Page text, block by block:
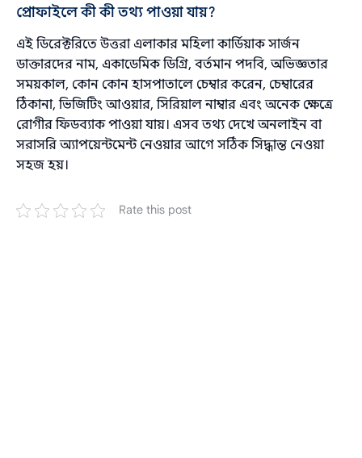
প্রোফাইলে কী কী তথ্য পাওয়া যায়?
এই ডিরেক্টরিতে উত্তরা এলাকার মহিলা কার্ডিয়াক সার্জন
ডাক্তারদের নাম, একাডেমিক ডিগ্রি, বর্তমান পদবি, অভিজ্ঞতার
সময়কাল, কোন কোন হাসপাতালে চেম্বার করেন, চেম্বারের
ঠিকানা, ভিজিটিং আওয়ার, সিরিয়াল নাম্বার এবং অনেক ক্ষেত্রে
রোগীর ফিডব্যাক পাওয়া যায়। এসব তথ্য দেখে অনলাইন বা
সরাসরি অ্যাপয়েন্টমেন্ট নেওয়ার আগে সঠিক সিদ্ধান্ত নেওয়া
সহজ হয়।
Rate this post